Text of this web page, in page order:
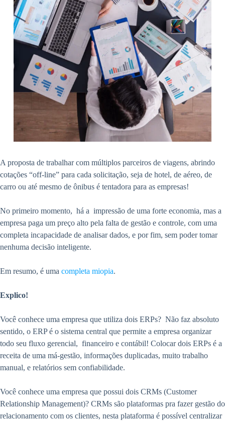
A proposta de trabalhar com múltiplos parceiros de viagens, abrindo
cotações “off-line” para cada solicitação, seja de hotel, de aéreo, de
carro ou até mesmo de ônibus é tentadora para as empresas!
No primeiro momento, há a impressão de uma forte economia, mas a
empresa paga um preço alto pela falta de gestão e controle, com uma
completa incapacidade de analisar dados, e por fim, sem poder tomar
nenhuma decisão inteligente.
Em resumo, é uma completa miopia.
Explico!
Você conhece uma empresa que utiliza dois ERPs? Não faz absoluto
sentido, o ERP é o sistema central que permite a empresa organizar
todo seu fluxo gerencial, financeiro e contábil! Colocar dois ERPs é a
receita de uma má-gestão, informações duplicadas, muito trabalho
manual, e relatórios sem confiabilidade.
Você conhece uma empresa que possui dois CRMs (Customer
Relationship Management)? CRMs são plataformas pra fazer gestão do
relacionamento com os clientes, nesta plataforma é possível centralizar